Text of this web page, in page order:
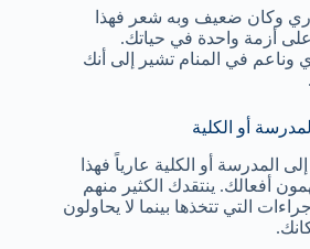
وكان ضعيف وبه شعر فهذا
أزمة واحدة في حياتك.
في المنام تشير إلى أنك
أو الكلية
المدرسة أو الكلية عارياً فهذا
أفعالك. ينتقدك الكثير منهم
التي تتخذها بينما لا يحاولون